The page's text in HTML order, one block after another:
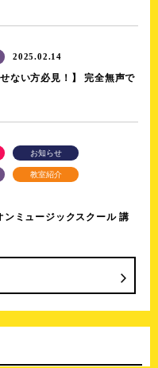
2025.02.14
せない方必見！】 完全無声で
お知らせ
教室紹介
ンミュージックスクール 講